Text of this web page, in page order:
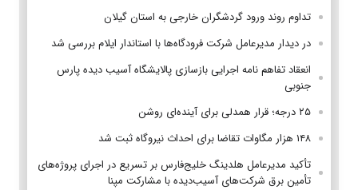
تداوم روند ورود گردشگران خارجی به استان گیلان
در دیدار مدیرعامل شرکت فرودگاه‌ها با استاندار ایلام بررسی شد
انعقاد تفاهم نامه اجرایی بازسازی پالایشگاه آسیب دیده پارس
جنوبی
۲۵ درجه؛ قرار همدلی برای آینده‌ای روشن
۱۴۸ هزار مگاوات تقاضا برای احداث نیروگاه ثبت شد
تأکید مدیرعامل هلدینگ خلیج‌فارس بر تسریع در اجرای پروژه‌های
تأمین برق شرکت‌های آسیب‌دیده با مشارکت مپنا